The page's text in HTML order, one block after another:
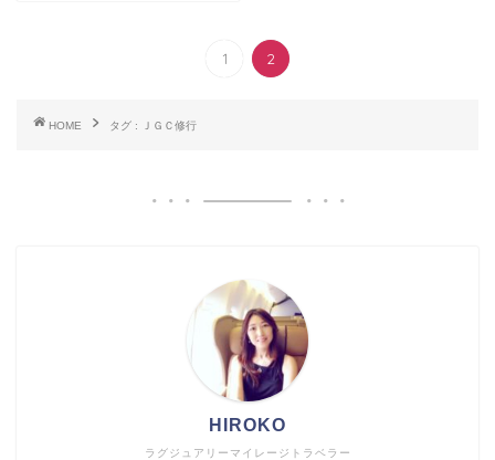
1 2
HOME タグ : ＪＧＣ修行
ラグジュアリーマイレージトラベラー
HIROKO